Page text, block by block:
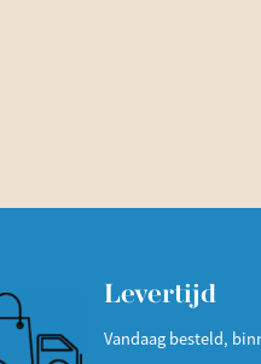
Levertijd
Vandaag besteld,